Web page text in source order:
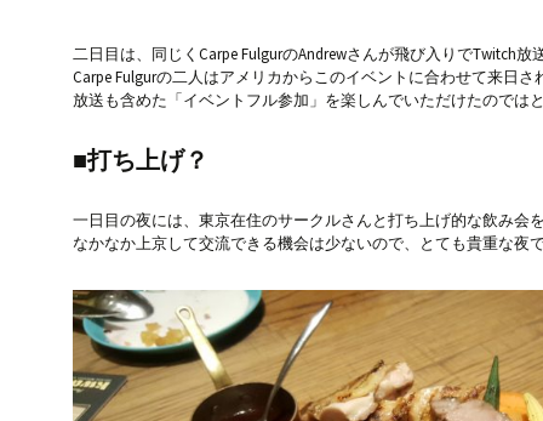
二日目は、同じくCarpe FulgurのAndrewさんが飛び入りでTwitch
Carpe Fulgurの二人はアメリカからこのイベントに合わせて来日さ
放送も含めた「イベントフル参加」を楽しんでいただけたのでは
■打ち上げ？
一日目の夜には、東京在住のサークルさんと打ち上げ的な飲み会
なかなか上京して交流できる機会は少ないので、とても貴重な夜